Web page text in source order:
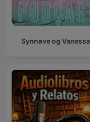
Synnøve og Vanessa